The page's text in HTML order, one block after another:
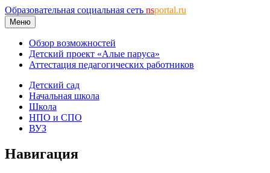
Образовательная социальная сеть nsportal.ru
Меню
Обзор возможностей
Детский проект «Алые паруса»
Аттестация педагогических работников
Детский сад
Начальная школа
Школа
НПО и СПО
ВУЗ
Навигация